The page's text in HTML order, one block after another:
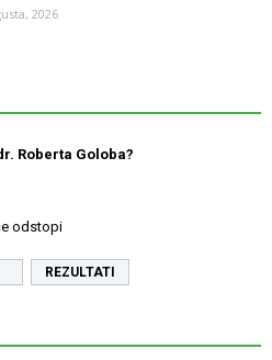
2026
Roberta Goloba?
odstopi
REZULTATI